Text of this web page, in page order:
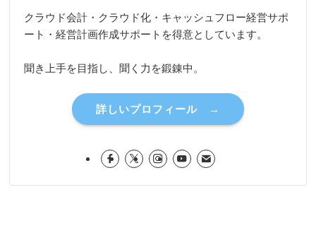
クラウド会計・クラウド化・キャッシュフロー経営サポ
ート・経営計画作成サポートを得意としています。
聞き上手を目指し、聞く力を鍛錬中。
詳しいプロフィール →